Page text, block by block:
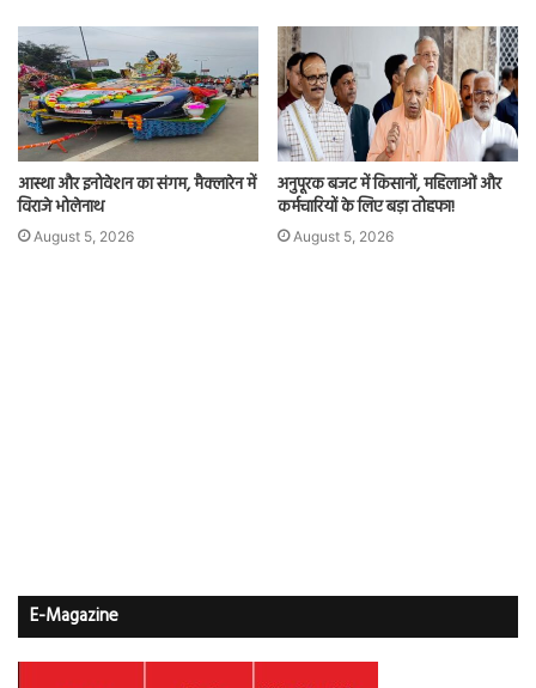
आस्था और इनोवेशन का संगम, मैक्लारेन में
विराजे भोलेनाथ
August 5, 2026
अनुपूरक बजट में किसानों, महिलाओं और
कर्मचारियों के लिए बड़ा तोहफा!
August 5, 2026
E-Magazine